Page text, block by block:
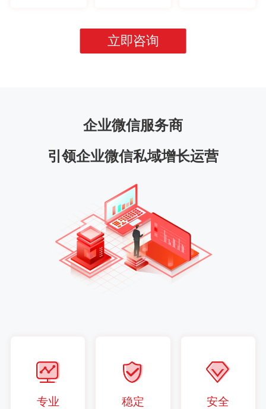
立即咨询
企业微信服务商
引领企业微信私域增长运营
专业 稳定 安全